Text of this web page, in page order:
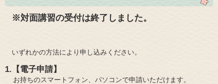
※対面講習の受付は終了しました。
いずれかの方法により申し込みください。
1.【電子申請】
お持ちのスマートフォン、パソコンで申請いただけます。